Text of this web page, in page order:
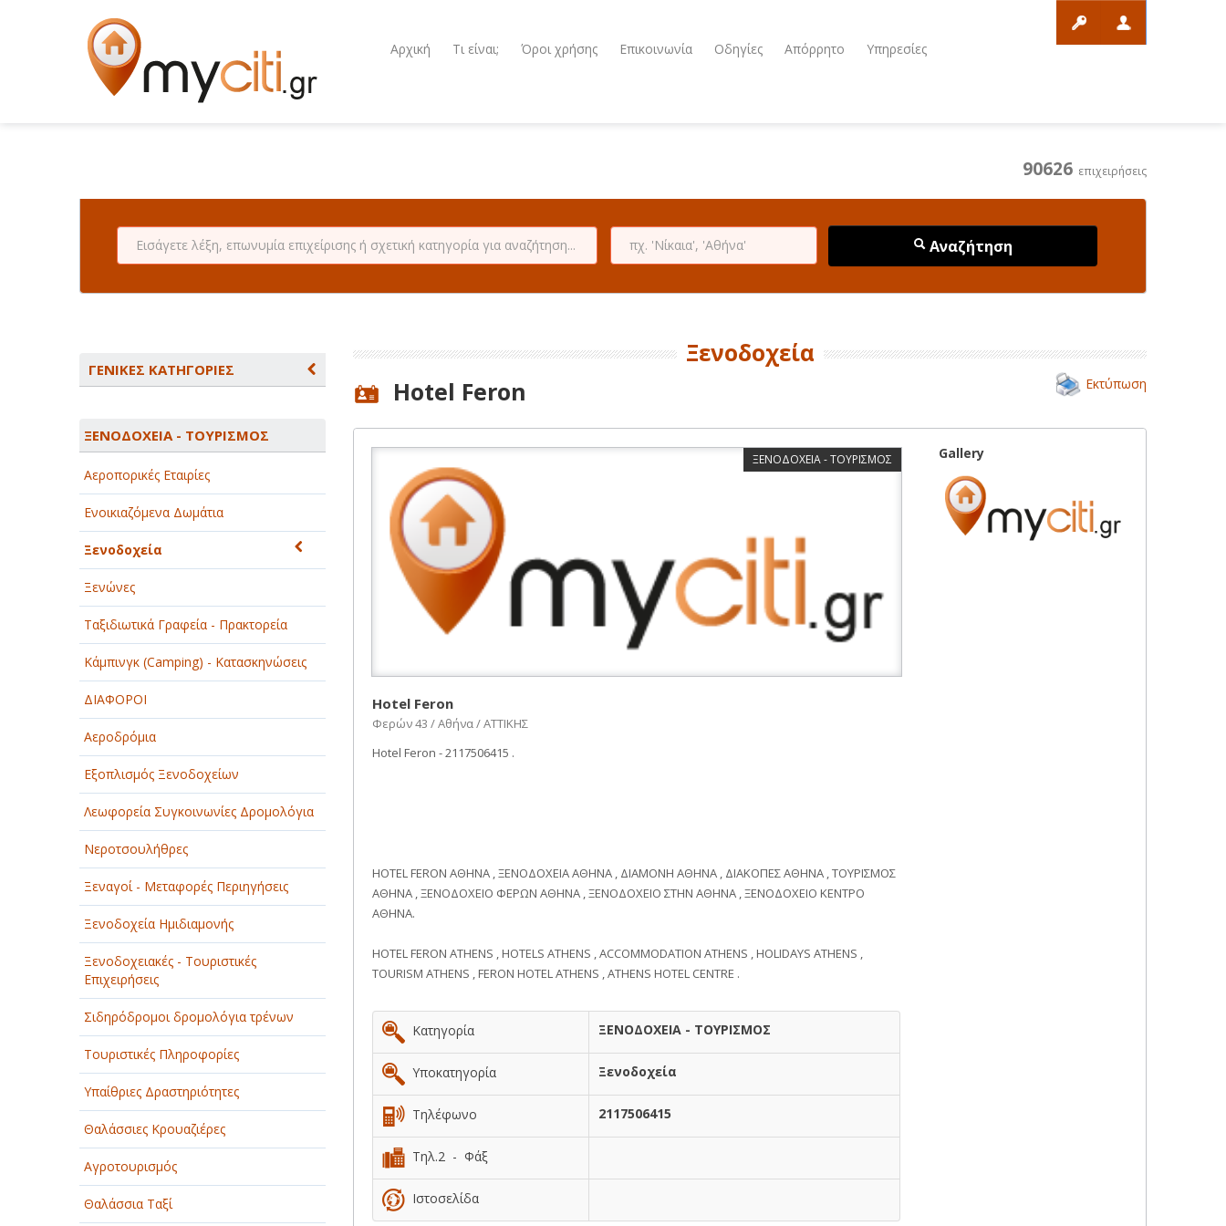
Αρχική Τι είναι; Όροι χρήσης Επικοινωνία Οδηγίες Απόρρητο Υπηρεσίες
90626 επιχειρήσεις
Αναζήτηση
ΓΕΝΙΚΕΣ ΚΑΤΗΓΟΡΙΕΣ
ΑΘΛΗΤΙΣΜΟΣ
ΑΥΤΟΚΙΝΗΤΑ - ΜΗΧΑΝΕΣ - ΣΚΑΦΗ
ΔΙΑΣΚΕΔΑΣΗ - ΨΥΧΑΓΩΓΙΑ - ΤΕΧΝΕΣ
ΔΙΑΦΗΜΙΣΗ - ΜΜΕ
ΕΚΚΛΗΣΙΕΣ - ΦΙΛΑΝΘΡΩΠΙΚΑ
ΣΩΜΑΤΕΙΑ
ΕΚΠΑΙΔΕΥΣΗ - ΣΧΟΛΕΣ
ΕΜΠΟΡΙΟ - ΕΜΠΟΡΙΚΑ ΚΑΤΑΣΤΗΜΑΤΑ
ΕΡΓΟΣΤΑΣΙΑ - ΒΙΟΜΗΧΑΝΙΕΣ
ΞΕΝΟΔΟΧΕΙΑ - ΤΟΥΡΙΣΜΟΣ
ΟΜΟΡΦΙΑ
ΠΑΡΟΧΗ ΥΠΗΡΕΣΙΩΝ
ΤΕΧΝΙΚΑ - ΚΑΤΑΣΚΕΥΑΣΤΙΚΑ
ΤΕΧΝΟΛΟΓΙΑ
ΥΓΕΙΑ - ΙΑΤΡΟΙ
ΦΑΓΗΤΟ
ΞΕΝΟΔΟΧΕΙΑ - ΤΟΥΡΙΣΜΟΣ
Αεροπορικές Εταιρίες
Ενοικιαζόμενα Δωμάτια
Ξενοδοχεία
Ξενώνες
Ταξιδιωτικά Γραφεία - Πρακτορεία
Κάμπινγκ (Camping) - Κατασκηνώσεις
ΔΙΑΦΟΡΟΙ
Αεροδρόμια
Εξοπλισμός Ξενοδοχείων
Λεωφορεία Συγκοινωνίες Δρομολόγια
Νεροτσουλήθρες
Ξεναγοί - Μεταφορές Περιηγήσεις
Ξενοδοχεία Ημιδιαμονής
Ξενοδοχειακές - Τουριστικές
Επιχειρήσεις
Σιδηρόδρομοι δρομολόγια τρένων
Τουριστικές Πληροφορίες
Υπαίθριες Δραστηριότητες
Θαλάσσιες Κρουαζιέρες
Αγροτουρισμός
Θαλάσσια Ταξί
Ξενοδοχεία
Hotel Feron Εκτύπωση
ΞΕΝΟΔΟΧΕΙΑ - ΤΟΥΡΙΣΜΟΣ
Hotel Feron
Φερών 43 / Αθήνα / ΑΤΤΙΚΗΣ
Hotel Feron - 2117506415 .
HOTEL FERON ΑΘΗΝΑ , ΞΕΝΟΔΟΧΕΙΑ ΑΘΗΝΑ , ΔΙΑΜΟΝΗ ΑΘΗΝΑ , ΔΙΑΚΟΠΕΣ ΑΘΗΝΑ , ΤΟΥΡΙΣΜΟΣ
ΑΘΗΝΑ , ΞΕΝΟΔΟΧΕΙΟ ΦΕΡΩΝ ΑΘΗΝΑ , ΞΕΝΟΔΟΧΕΙΟ ΣΤΗΝ ΑΘΗΝΑ , ΞΕΝΟΔΟΧΕΙΟ ΚΕΝΤΡΟ
ΑΘΗΝΑ.
HOTEL FERON ATHENS , HOTELS ATHENS , ACCOMMODATION ATHENS , HOLIDAYS ATHENS ,
TOURISM ATHENS , FERON HOTEL ATHENS , ATHENS HOTEL CENTRE .
Κατηγορία ΞΕΝΟΔΟΧΕΙΑ - ΤΟΥΡΙΣΜΟΣ
Υποκατηγορία Ξενοδοχεία
Τηλέφωνο 2117506415
Τηλ.2 - Φάξ
Ιστοσελίδα
Gallery